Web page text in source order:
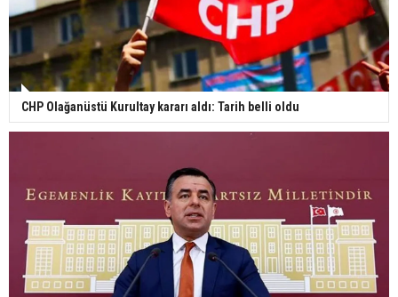
CHP Olağanüstü Kurultay kararı aldı: Tarih belli oldu